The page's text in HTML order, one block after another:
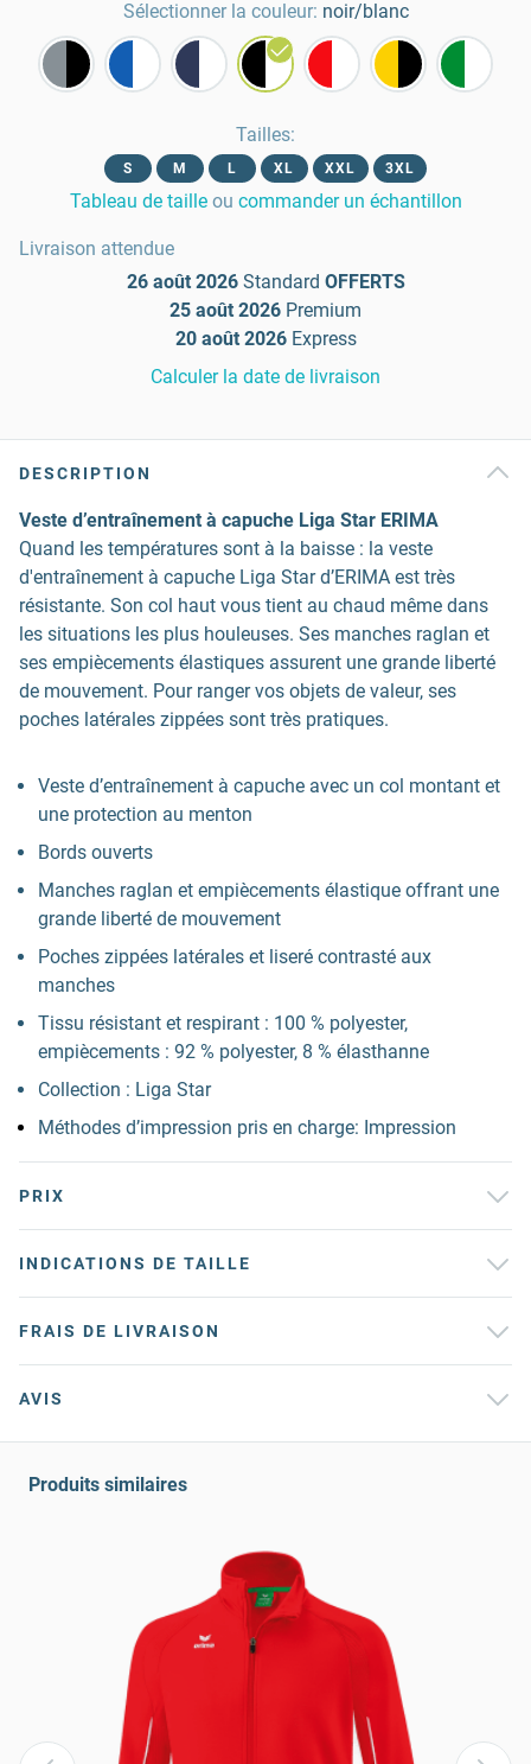
Sélectionner la couleur: noir/blanc
Tailles:
S M L XL XXL 3XL
Tableau de taille ou commander un échantillon
Livraison attendue
26 août 2026 Standard OFFERTS
25 août 2026 Premium
20 août 2026 Express
Calculer la date de livraison
DESCRIPTION
Veste d’entraînement à capuche Liga Star ERIMA
Quand les températures sont à la baisse : la veste
d'entraînement à capuche Liga Star d’ERIMA est très
résistante. Son col haut vous tient au chaud même dans
les situations les plus houleuses. Ses manches raglan et
ses empiècements élastiques assurent une grande liberté
de mouvement. Pour ranger vos objets de valeur, ses
poches latérales zippées sont très pratiques.
Veste d’entraînement à capuche avec un col montant et
une protection au menton
Bords ouverts
Manches raglan et empiècements élastique offrant une
grande liberté de mouvement
Poches zippées latérales et liseré contrasté aux
manches
Tissu résistant et respirant : 100 % polyester,
empiècements : 92 % polyester, 8 % élasthanne
Collection : Liga Star
Méthodes d’impression pris en charge: Impression
PRIX
INDICATIONS DE TAILLE
FRAIS DE LIVRAISON
AVIS
Produits similaires